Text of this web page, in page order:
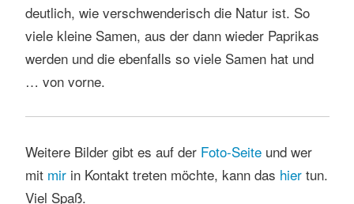
deutlich, wie verschwenderisch die Natur ist. So
viele kleine Samen, aus der dann wieder Paprikas
werden und die ebenfalls so viele Samen hat und
… von vorne.
Weitere Bilder gibt es auf der Foto-Seiteund wer
mit mirin Kontakt treten möchte, kann das hiertun.
Viel Spaß.